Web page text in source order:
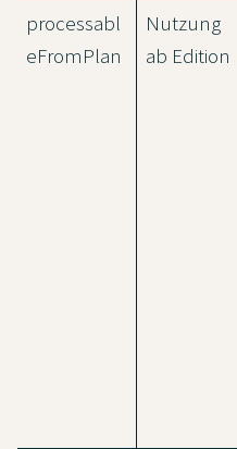
processabl
eFromPlan
Nutzung
ab Edition